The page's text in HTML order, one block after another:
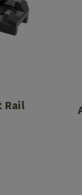
Rail